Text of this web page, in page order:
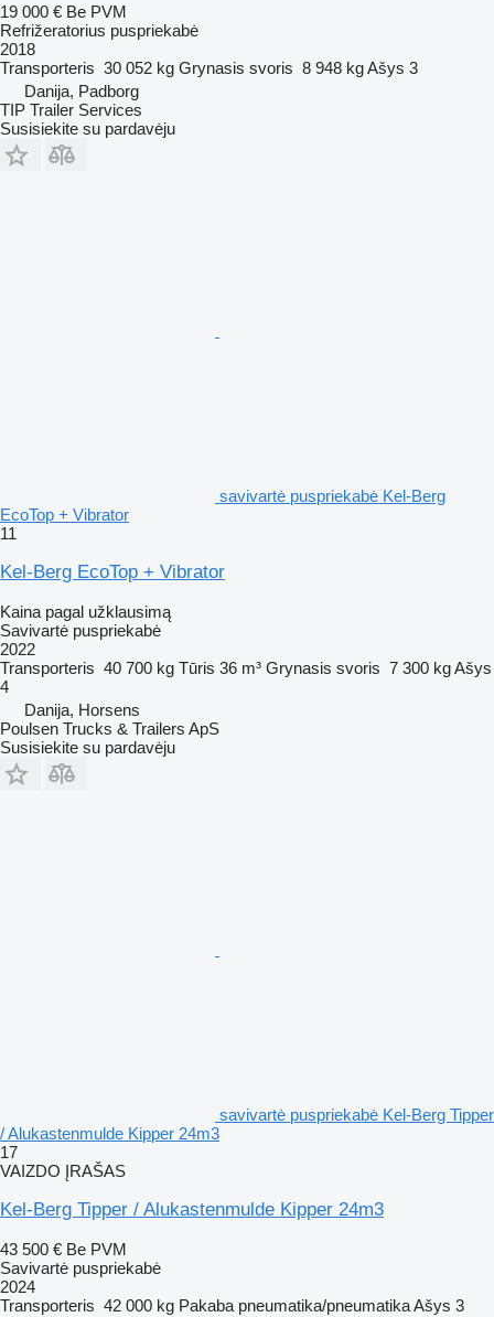
19 000 € Be PVM
Refrižeratorius puspriekabė
2018
Transporteris 30 052 kg Grynasis svoris 8 948 kgAšys 3
Danija, Padborg
TIP Trailer Services
Susisiekite su pardavėju
savivartė puspriekabė Kel-Berg
EcoTop + Vibrator
11
Kel-Berg EcoTop + Vibrator
Kaina pagal užklausimą
Savivartė puspriekabė
2022
Transporteris 40 700 kg Tūris 36 m³ Grynasis svoris 7 300 kgAšys
4
Danija, Horsens
Poulsen Trucks & Trailers ApS
Susisiekite su pardavėju
savivartė puspriekabė Kel-Berg Tipper
/ Alukastenmulde Kipper 24m3
17
VAIZDO ĮRAŠAS
Kel-Berg Tipper / Alukastenmulde Kipper 24m3
43 500 € Be PVM
Savivartė puspriekabė
2024
Transporteris 42 000 kg Pakaba pneumatika/pneumatikaAšys 3